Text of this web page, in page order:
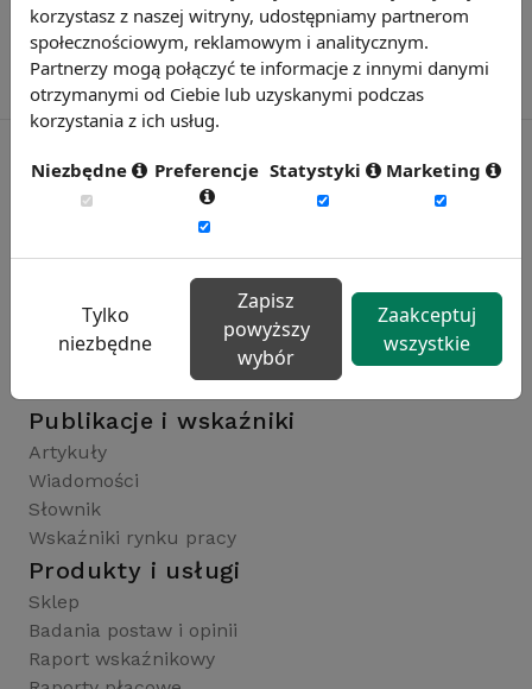
Rynekpracy.pl
raportyplacowe.pl
badaniaHR.pl
wskaznikiHR.pl
Publikacje i wskaźniki
Artykuły
Wiadomości
Słownik
Wskaźniki rynku pracy
Produkty i usługi
Sklep
Badania postaw i opinii
Raport wskaźnikowy
korzystasz z naszej witryny, udostępniamy partnerom
społecznościowym, reklamowym i analitycznym.
Partnerzy mogą połączyć te informacje z innymi danymi
otrzymanymi od Ciebie lub uzyskanymi podczas
korzystania z ich usług.
Niezbędne Preferencje Statystyki Marketing
Tylko
niezbędne
Zapisz
powyższy
wybór
Zaakceptuj
wszystkie